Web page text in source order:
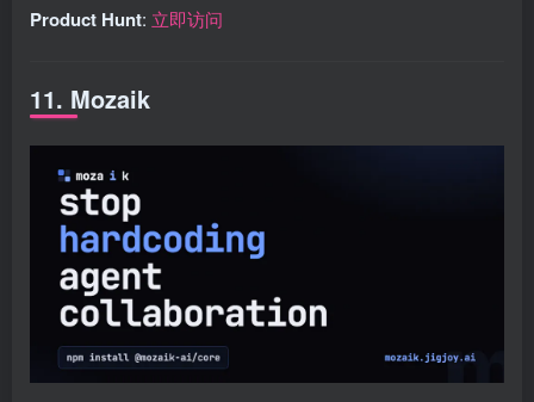
Product Hunt: 立即访问
11. Mozaik